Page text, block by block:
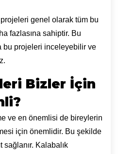
projeleri genel olarak tüm bu
fazlasına sahiptir. Bu
bu projeleri inceleyebilir ve
Bizler İçin
ve en önemlisi de bireylerin
için önemlidir. Bu şekilde
Kalabalık